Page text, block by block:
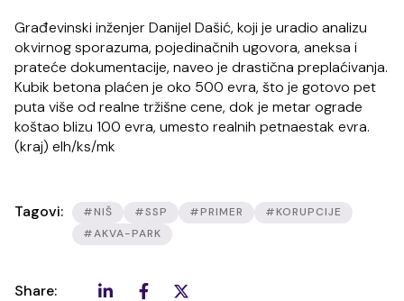
Građevinski inženjer Danijel Dašić, koji je uradio analizu
okvirnog sporazuma, pojedinačnih ugovora, aneksa i
prateće dokumentacije, naveo je drastična preplaćivanja.
Kubik betona plaćen je oko 500 evra, što je gotovo pet
puta više od realne tržišne cene, dok je metar ograde
koštao blizu 100 evra, umesto realnih petnaestak evra.
(kraj) elh/ks/mk
Tagovi: #NIŠ #SSP #PRIMER
#KORUPCIJE
#AKVA-PARK
Share: